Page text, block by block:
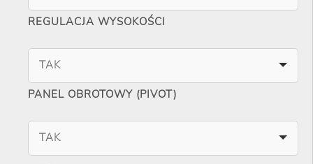
REGULACJA WYSOKOŚCI
TAK
PANEL OBROTOWY (PIVOT)
TAK